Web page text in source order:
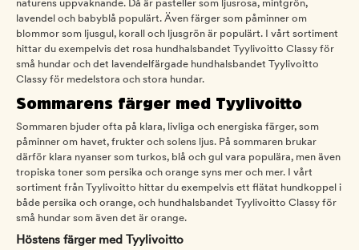
naturens uppvaknande. Då är pasteller som ljusrosa, mintgrön,
lavendel och babyblå populärt. Även färger som påminner om
blommor som ljusgul, korall och ljusgrön är populärt. I vårt sortiment
hittar du exempelvis det rosa hundhalsbandet Tyylivoitto Classy för
små hundar och det lavendelfärgade hundhalsbandet Tyylivoitto
Classy för medelstora och stora hundar.
Sommarens färger med Tyylivoitto
Sommaren bjuder ofta på klara, livliga och energiska färger, som
påminner om havet, frukter och solens ljus. På sommaren brukar
därför klara nyanser som turkos, blå och gul vara populära, men även
tropiska toner som persika och orange syns mer och mer. I vårt
sortiment från Tyylivoitto hittar du exempelvis ett flätat hundkoppel i
både persika och orange, och hundhalsbandet Tyylivoitto Classy för
små hundar som även det är orange.
Höstens färger med Tyylivoitto